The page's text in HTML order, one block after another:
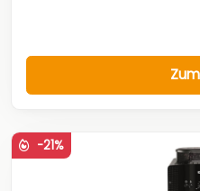
-21%